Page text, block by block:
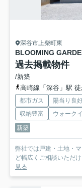
深谷市上柴町東
BLOOMING
過去掲載物件
/新築
高崎線「深谷」駅
都市ガス 陽当り良
収納豊富
ウォーク
新築
弊社では戸建・土地・
ど幅広くご相談いただ
見る